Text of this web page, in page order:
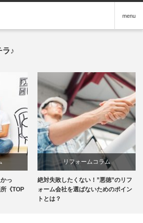
menu
ラ♪
っ
《TOP
リフォームコラム
絶対失敗したくない！”悪徳”のリフ
ォーム会社を選ばないためのポイン
トとは？